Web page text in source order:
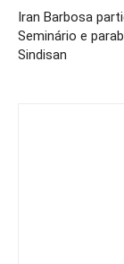
Iran Barbosa
Seminário e
Sindisan